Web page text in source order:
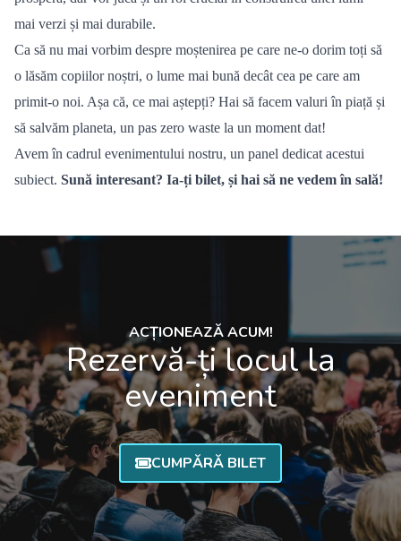
mai verzi și mai durabile.
Ca să nu mai vorbim despre moștenirea pe care ne-o dorim toți să
o lăsăm copiilor noștri, o lume mai bună decât cea pe care am
primit-o noi. Așa că, ce mai aștepți? Hai să facem valuri în piață și
să salvăm planeta, un pas zero waste la un moment dat!
Avemîn cadrul evenimentului nostru, un panel dedicat acestui
subiect. Sună interesant? Ia-ți bilet, și hai să ne vedem în sală!
ACȚIONEAZĂ ACUM!
Rezervă-ți locul la
eveniment
CUMPĂRĂ BILET